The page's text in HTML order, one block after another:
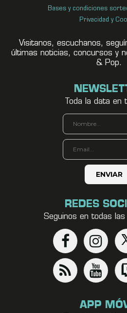
Bases y condiciones
Privacidad y
Visitanos, escuchanos,
últimas noticias, concursos y
& Pop.
Toda la data en
REDES
Seguinos en todas
APP